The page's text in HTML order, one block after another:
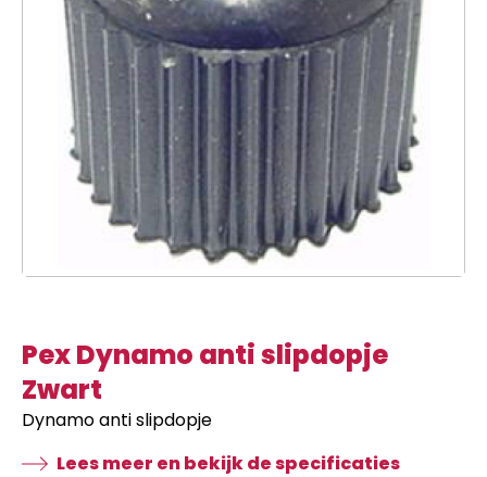
Pex Dynamo anti slipdopje
Zwart
Dynamo anti slipdopje
Lees meer en bekijk de specificaties